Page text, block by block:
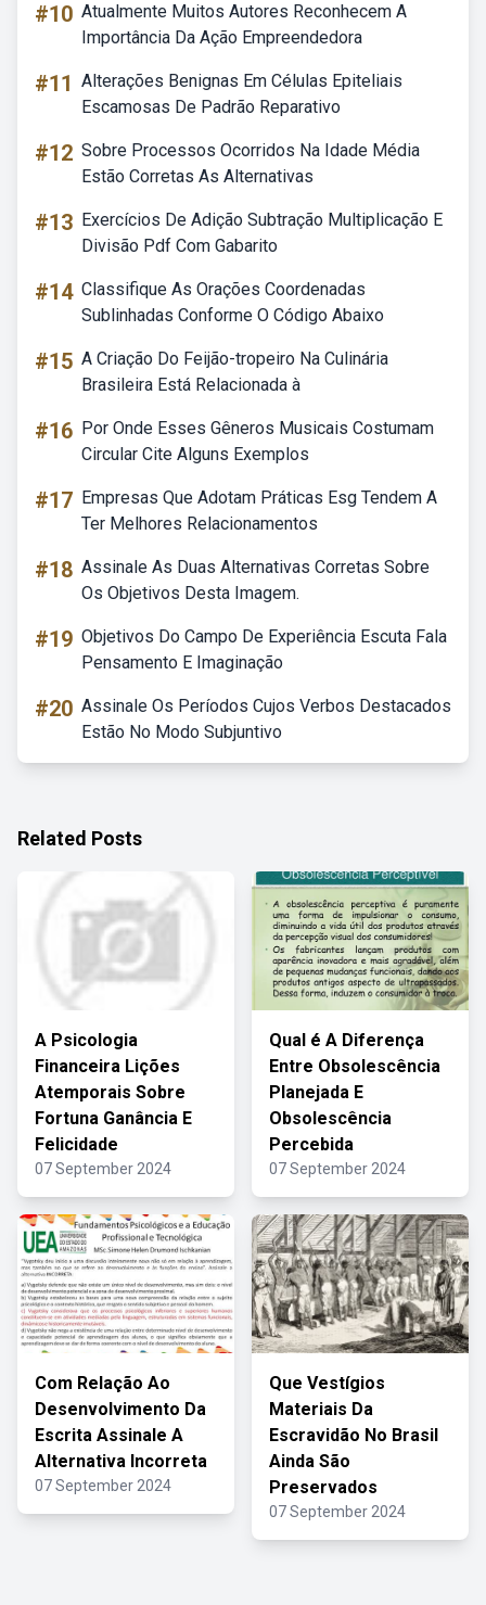
#10 Atualmente Muitos Autores Reconhecem A
Importância Da Ação Empreendedora
#11 Alterações Benignas Em Células Epiteliais
Escamosas De Padrão Reparativo
#12 Sobre Processos Ocorridos Na Idade Média
Estão Corretas As Alternativas
#13 Exercícios De Adição Subtração Multiplicação E
Divisão Pdf Com Gabarito
#14 Classifique As Orações Coordenadas
Sublinhadas Conforme O Código Abaixo
#15 A Criação Do Feijão-tropeiro Na Culinária
Brasileira Está Relacionada à
#16 Por Onde Esses Gêneros Musicais Costumam
Circular Cite Alguns Exemplos
#17 Empresas Que Adotam Práticas Esg Tendem A
Ter Melhores Relacionamentos
#18 Assinale As Duas Alternativas Corretas Sobre
Os Objetivos Desta Imagem.
#19 Objetivos Do Campo De Experiência Escuta Fala
Pensamento E Imaginação
#20 Assinale Os Períodos Cujos Verbos Destacados
Estão No Modo Subjuntivo
Related Posts
A Psicologia
Financeira Lições
Atemporais Sobre
Fortuna Ganância E
Felicidade
07 September 2024
Qual é A Diferença
Entre Obsolescência
Planejada E
Obsolescência
Percebida
07 September 2024
Com Relação Ao
Desenvolvimento Da
Escrita Assinale A
Alternativa Incorreta
07 September 2024
Que Vestígios
Materiais Da
Escravidão No Brasil
Ainda São
Preservados
07 September 2024